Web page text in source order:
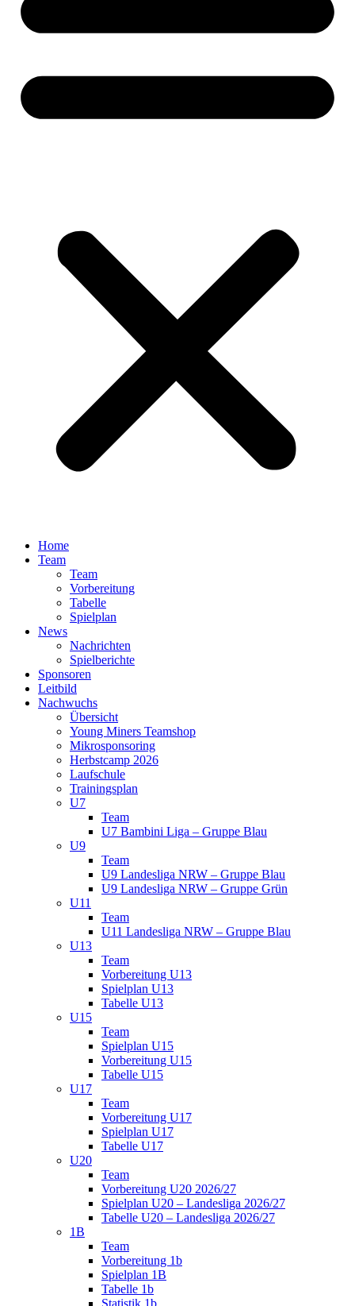
Home
Team
Team
Vorbereitung
Tabelle
Spielplan
News
Nachrichten
Spielberichte
Sponsoren
Leitbild
Nachwuchs
Übersicht
Young Miners Teamshop
Mikrosponsoring
Herbstcamp 2026
Laufschule
Trainingsplan
U7
Team
U7 Bambini Liga – Gruppe Blau
U9
Team
U9 Landesliga NRW – Gruppe Blau
U9 Landesliga NRW – Gruppe Grün
U11
Team
U11 Landesliga NRW – Gruppe Blau
U13
Team
Vorbereitung U13
Spielplan U13
Tabelle U13
U15
Team
Spielplan U15
Vorbereitung U15
Tabelle U15
U17
Team
Vorbereitung U17
Spielplan U17
Tabelle U17
U20
Team
Vorbereitung U20 2026/27
Spielplan U20 – Landesliga 2026/27
Tabelle U20 – Landesliga 2026/27
1B
Team
Vorbereitung 1b
Spielplan 1B
Tabelle 1b
Statistik 1b